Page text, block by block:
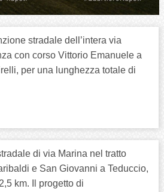
stradale dell’intera via
con corso Vittorio Emanuele a
per una lunghezza totale di
di via Marina nel tratto
e San Giovanni a Teduccio,
km. Il progetto di